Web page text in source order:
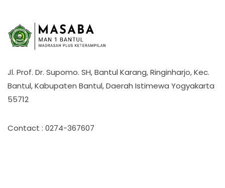
Jl. Prof. Dr. Supomo. SH, Bantul Karang, Ringinharjo, Kec.
Bantul, Kabupaten Bantul, Daerah Istimewa Yogyakarta
55712
Contact : 0274-367607